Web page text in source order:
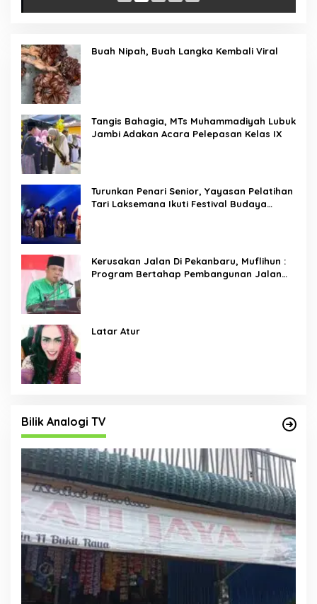
Buah Nipah, Buah Langka Kembali Viral
Tangis Bahagia, MTs Muhammadiyah Lubuk
Jambi Adakan Acara Pelepasan Kelas IX
Turunkan Penari Senior, Yayasan Pelatihan
Tari Laksemana Ikuti Festival Budaya
Kerusakan Jalan Di Pekanbaru, Muflihun :
Program Bertahap Pembangunan Jalan
Latar Atur
Bilik Analogi TV